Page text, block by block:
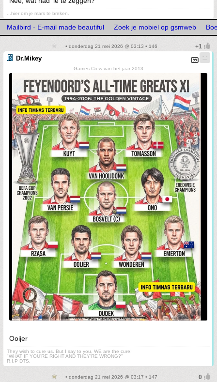
...hier om je mars te breken.
Mailbird - E-mail made beautiful Zoek je mobiel op gsmweb
• donderdag 21 mei 2026 @ 03:13 • 146
Dr.Mikey
Games Crew van het jaar 2013
Ooijer
They wish to cure us. But I say to you, WE are the cure!
"WHAT IF YOU'RE RIGHT AND THEY'RE WRONG?"
R.I.P DTS.
• donderdag 21 mei 2026 @ 03:17 • 147